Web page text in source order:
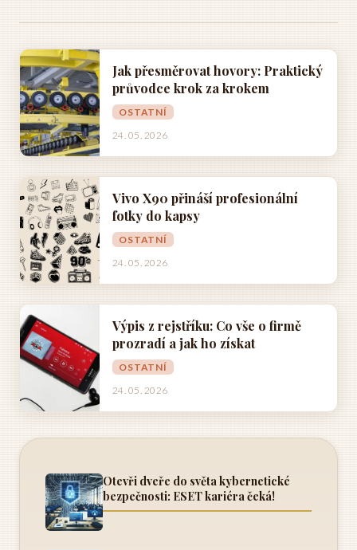
Jak přesměrovat hovory: Praktický
průvodce krok za krokem
OSTATNÍ
24. 05. 2026
Vivo X90 přináší profesionální
fotky do kapsy
OSTATNÍ
24. 05. 2026
Výpis z rejstříku: Co vše o firmě
prozradí a jak ho získat
OSTATNÍ
24. 05. 2026
Otevři dveře do světa kybernetické
bezpečnosti: ESET kariéra čeká!